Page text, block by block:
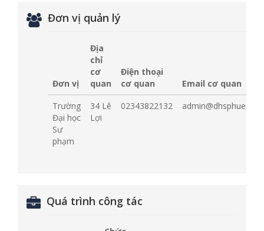
Đơn vị quản lý
Đơn vị
Địa
chỉ
cơ
quan
Điện thoại
cơ quan
Email cơ quan
Trường
Đại học
Sư
phạm
34 Lê
Lợi
02343822132
Quá trình công tác